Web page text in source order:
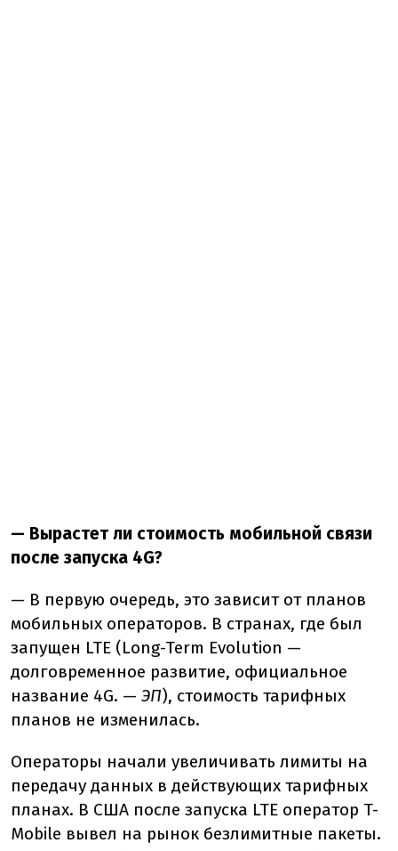
— Вырастет ли стоимость мобильной связи
после запуска 4G?
— В первую очередь, это зависит от планов
мобильных операторов. В странах, где был
запущен LTE (Long-Term Evolution —
долговременное развитие, официальное
название 4G. — ЭП), стоимость тарифных
планов не изменилась.
Операторы начали увеличивать лимиты на
передачу данных в действующих тарифных
планах. В США после запуска LTE оператор T-
Mobile вывел на рынок безлимитные пакеты.